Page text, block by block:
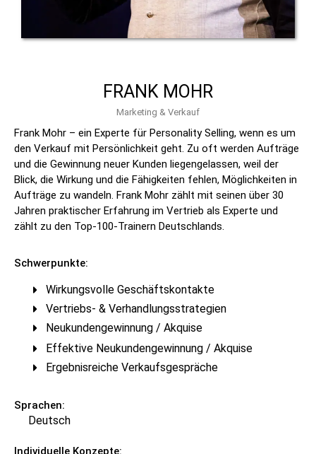
FRANK MOHR
Marketing & Verkauf
Frank Mohr – ein Experte für Personality Selling, wenn es um
den Verkauf mit Persönlichkeit geht. Zu oft werden Aufträge
und die Gewinnung neuer Kunden liegengelassen, weil der
Blick, die Wirkung und die Fähigkeiten fehlen, Möglichkeiten in
Aufträge zu wandeln. Frank Mohr zählt mit seinen über 30
Jahren praktischer Erfahrung im Vertrieb als Experte und
zählt zu den Top-100-Trainern Deutschlands.
Schwerpunkte:
Wirkungsvolle Geschäftskontakte
Vertriebs- & Verhandlungsstrategien
Neukundengewinnung / Akquise
Effektive Neukundengewinnung / Akquise
Ergebnisreiche Verkaufsgespräche
Sprachen:
Deutsch
Individuelle Konzepte: